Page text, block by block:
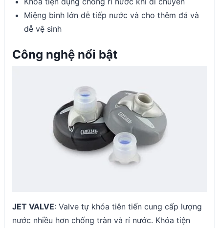
Miệng bình lớn dễ tiếp nước và cho thêm đá và
dễ vệ sinh
Công nghệ nổi bật
JET VALVE: Valve tự khóa tiên tiến cung cấp lượng
nước nhiều hơn chống tràn và rỉ nước. Khóa tiện